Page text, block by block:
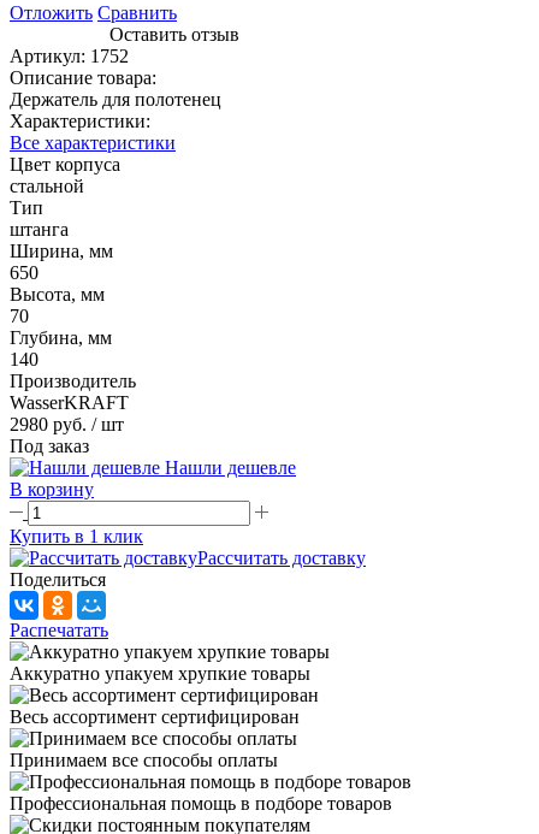
Отложить Сравнить
Оставить отзыв
Артикул: 1752
Описание товара:
Держатель для полотенец
Характеристики:
Все характеристики
Цвет корпуса
стальной
Тип
штанга
Ширина, мм
650
Высота, мм
70
Глубина, мм
140
Производитель
WasserKRAFT
2980 руб. / шт
Под заказ
Нашли дешевле
В корзину
Купить в 1 клик
Рассчитать доставку
Поделиться
Распечатать
Аккуратно упакуем хрупкие товары
Весь ассортимент сертифицирован
Принимаем все способы оплаты
Профессиональная помощь в подборе товаров